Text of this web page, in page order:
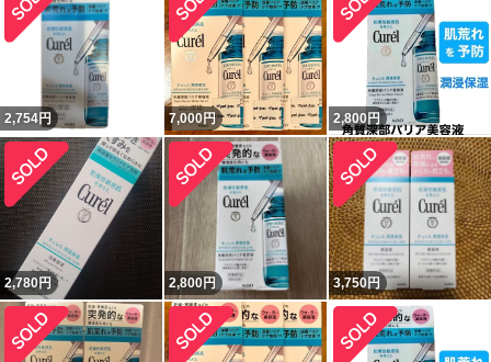
2,754円 7,000円 2,800円
2,780円 2,800円 3,750円